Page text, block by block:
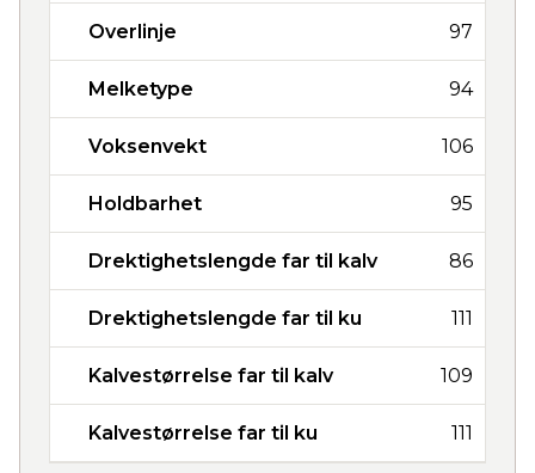
Overlinje 97
Melketype 94
Voksenvekt 106
Holdbarhet 95
Drektighetslengde far til kalv 86
Drektighetslengde far til ku 111
Kalvestørrelse far til kalv 109
Kalvestørrelse far til ku 111